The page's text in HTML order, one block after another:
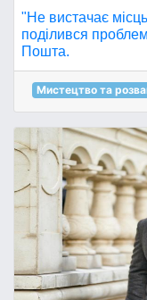
"Не вистачає
поділився
Пошта.
Мистецтво та